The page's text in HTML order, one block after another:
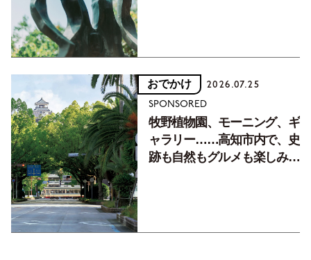
おでかけ 2026.07.25
SPONSORED
牧野植物園、モーニング、ギ
ャラリー……高知市内で、史
跡も自然もグルメも楽しみ尽